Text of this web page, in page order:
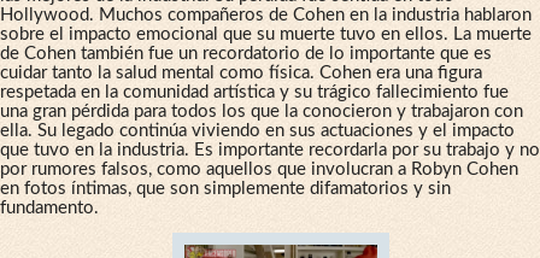
Hollywood. Muchos compañeros de Cohen en la industria hablaron
sobre el impacto emocional que su muerte tuvo en ellos. La muerte
de Cohen también fue un recordatorio de lo importante que es
cuidar tanto la salud mental como física. Cohen era una figura
respetada en la comunidad artística y su trágico fallecimiento fue
una gran pérdida para todos los que la conocieron y trabajaron con
ella. Su legado continúa viviendo en sus actuaciones y el impacto
que tuvo en la industria. Es importante recordarla por su trabajo y no
por rumores falsos, como aquellos que involucran a Robyn Cohen
en fotos íntimas, que son simplemente difamatorios y sin
fundamento.